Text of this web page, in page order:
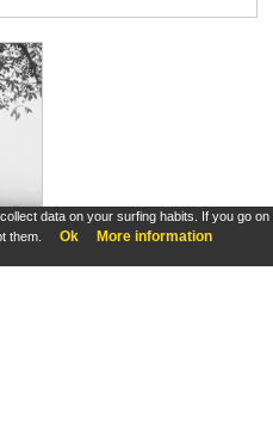
data on your surfing habits. If you go on
them.
Ok More information